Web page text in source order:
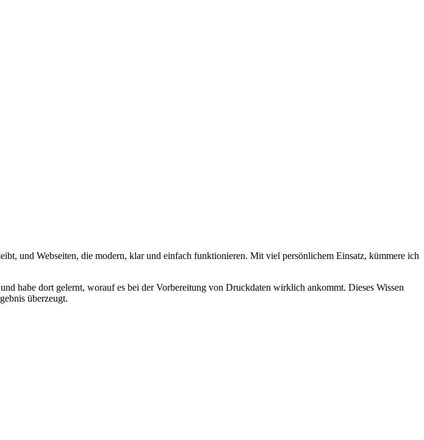
und Webseiten, die modern, klar und einfach funktionieren. Mit viel persönlichem Einsatz, kümmere ich
habe dort gelernt, worauf es bei der Vorbereitung von Druckdaten wirklich ankommt. Dieses Wissen
überzeugt.